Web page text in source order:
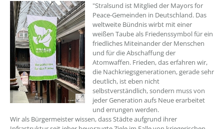
??? absaetzeOben[1]/titel ???
"Stralsund ist Mitglied der Mayors for
Peace-Gemeinden in Deutschland. Das
weltweite Bündnis wirbt mit einer
weißen Taube als Friedenssymbol für ein
friedliches Miteinander der Menschen
und für die Abschaffung der
Atomwaffen. Frieden, das erfahren wir,
die Nachkriegsgenerationen, gerade sehr
deutlich, ist eben nicht
selbstverständlich, sondern muss von
jeder Generation aufs Neue erarbeitet
und errungen werden.
Wir als Bürgermeister wissen, dass Städte aufgrund ihrer